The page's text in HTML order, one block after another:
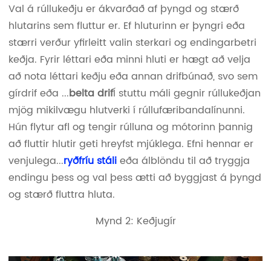
Val á rúllukeðju er ákvarðað af þyngd og stærð
hlutarins sem fluttur er. Ef hluturinn er þyngri eða
stærri verður yfirleitt valin sterkari og endingarbetri
keðja. Fyrir léttari eða minni hluti er hægt að velja
að nota léttari keðju eða annan drifbúnað, svo sem
gírdrif eða ...belta drifÍ stuttu máli gegnir rúllukeðjan
mjög mikilvægu hlutverki í rúllufæribandalínunni.
Hún flytur afl og tengir rúlluna og mótorinn þannig
að fluttir hlutir geti hreyfst mjúklega. Efni hennar er
venjulega...ryðfríu stáli eða álblöndu til að tryggja
endingu þess og val þess ætti að byggjast á þyngd
og stærð fluttra hluta.
Mynd 2: Keðjugír